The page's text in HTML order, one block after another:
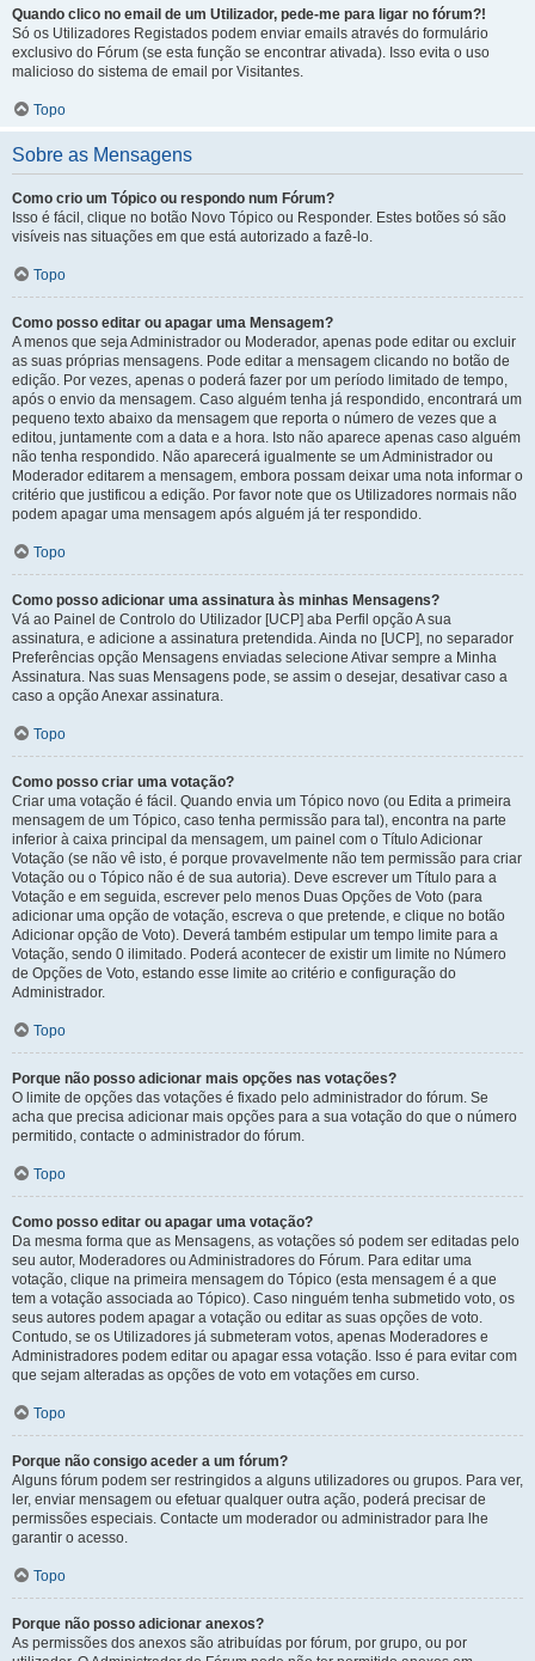
Quando clico no email de um Utilizador, pede-me para ligar no fórum?!
Só os Utilizadores Registados podem enviar emails através do formulário
exclusivo do Fórum (se esta função se encontrar ativada). Isso evita o uso
malicioso do sistema de email por Visitantes.
Topo
Sobre as Mensagens
Como crio um Tópico ou respondo num Fórum?
Isso é fácil, clique no botão Novo Tópico ou Responder. Estes botões só são
visíveis nas situações em que está autorizado a fazê-lo.
Topo
Como posso editar ou apagar uma Mensagem?
A menos que seja Administrador ou Moderador, apenas pode editar ou excluir
as suas próprias mensagens. Pode editar a mensagem clicando no botão de
edição. Por vezes, apenas o poderá fazer por um período limitado de tempo,
após o envio da mensagem. Caso alguém tenha já respondido, encontrará um
pequeno texto abaixo da mensagem que reporta o número de vezes que a
editou, juntamente com a data e a hora. Isto não aparece apenas caso alguém
não tenha respondido. Não aparecerá igualmente se um Administrador ou
Moderador editarem a mensagem, embora possam deixar uma nota informar o
critério que justificou a edição. Por favor note que os Utilizadores normais não
podem apagar uma mensagem após alguém já ter respondido.
Topo
Como posso adicionar uma assinatura às minhas Mensagens?
Vá ao Painel de Controlo do Utilizador [UCP] aba Perfil opção A sua
assinatura, e adicione a assinatura pretendida. Ainda no [UCP], no separador
Preferências opção Mensagens enviadas selecione Ativar sempre a Minha
Assinatura. Nas suas Mensagens pode, se assim o desejar, desativar caso a
caso a opção Anexar assinatura.
Topo
Como posso criar uma votação?
Criar uma votação é fácil. Quando envia um Tópico novo (ou Edita a primeira
mensagem de um Tópico, caso tenha permissão para tal), encontra na parte
inferior à caixa principal da mensagem, um painel com o Título Adicionar
Votação (se não vê isto, é porque provavelmente não tem permissão para criar
Votação ou o Tópico não é de sua autoria). Deve escrever um Título para a
Votação e em seguida, escrever pelo menos Duas Opções de Voto (para
adicionar uma opção de votação, escreva o que pretende, e clique no botão
Adicionar opção de Voto). Deverá também estipular um tempo limite para a
Votação, sendo 0 ilimitado. Poderá acontecer de existir um limite no Número
de Opções de Voto, estando esse limite ao critério e configuração do
Administrador.
Topo
Porque não posso adicionar mais opções nas votações?
O limite de opções das votações é fixado pelo administrador do fórum. Se
acha que precisa adicionar mais opções para a sua votação do que o número
permitido, contacte o administrador do fórum.
Topo
Como posso editar ou apagar uma votação?
Da mesma forma que as Mensagens, as votações só podem ser editadas pelo
seu autor, Moderadores ou Administradores do Fórum. Para editar uma
votação, clique na primeira mensagem do Tópico (esta mensagem é a que
tem a votação associada ao Tópico). Caso ninguém tenha submetido voto, os
seus autores podem apagar a votação ou editar as suas opções de voto.
Contudo, se os Utilizadores já submeteram votos, apenas Moderadores e
Administradores podem editar ou apagar essa votação. Isso é para evitar com
que sejam alteradas as opções de voto em votações em curso.
Topo
Porque não consigo aceder a um fórum?
Alguns fórum podem ser restringidos a alguns utilizadores ou grupos. Para ver,
ler, enviar mensagem ou efetuar qualquer outra ação, poderá precisar de
permissões especiais. Contacte um moderador ou administrador para lhe
garantir o acesso.
Topo
Porque não posso adicionar anexos?
As permissões dos anexos são atribuídas por fórum, por grupo, ou por